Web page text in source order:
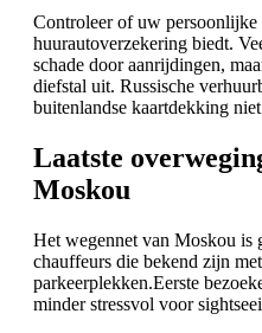
Controleer of uw persoonlijke
huurautoverzekering biedt.
schade door aanrijdingen,
diefstal uit. Russische
buitenlandse kaartdekking
Laatste
Moskou
Het wegennet van Moskou is
chauffeurs die bekend zijn
parkeerplekken.Eerste
minder stressvol voor